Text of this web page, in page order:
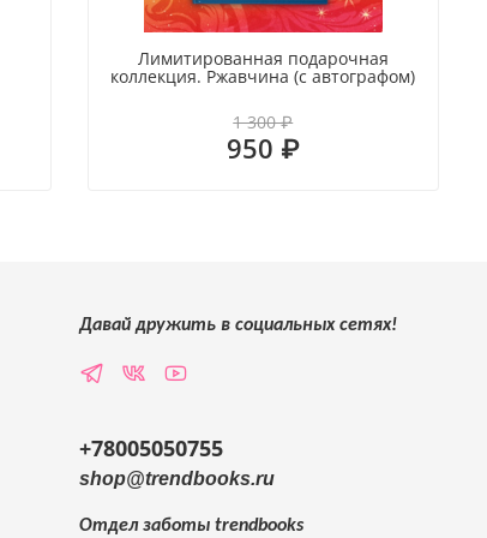
Лимитированная подарочная
коллекция. Ржавчина (с автографом)
1 300 ₽
950 ₽
Давай дружить в социальных сетях!
+78005050755
shop@trendbooks.ru
Отдел заботы trendbooks